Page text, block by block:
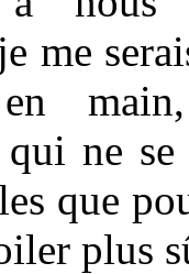
me
en
qui ne
que
plus